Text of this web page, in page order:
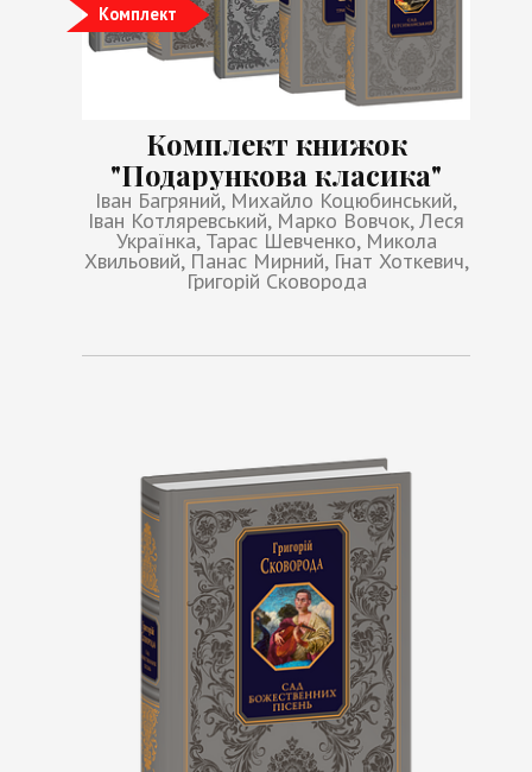
Комплект
Комплект книжок
"Подарункова класика"
Іван Багряний, Михайло Коцюбинський,
Іван Котляревський, Марко Вовчок, Леся
Українка, Тарас Шевченко, Микола
Хвильовий, Панас Мирний, Гнат Хоткевич,
Григорій Сковорода